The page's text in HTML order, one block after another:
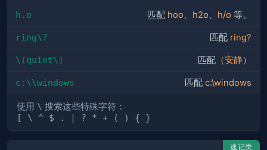
h.o 匹配 hoo、 h2o、 h/o 等。
ring\? 匹配 ring?
\(quiet\) 匹配 （安静）
c:\\windows 匹配 c:\windows
使用 \ 搜索这些特殊字符：
[ \ ^ $ . | ? * + ( ) { }
速记类